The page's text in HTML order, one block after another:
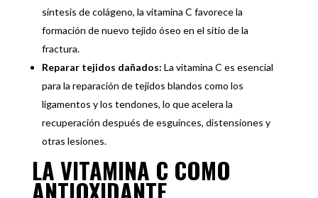
síntesis de colágeno, la vitamina C favorece la
formación de nuevo tejido óseo en el sitio de la
fractura.
Reparar tejidos dañados: La vitamina C es esencial
para la reparación de tejidos blandos como los
ligamentos y los tendones, lo que acelera la
recuperación después de esguinces, distensiones y
otras lesiones.
LA VITAMINA C COMO
ANTIOXIDANTE